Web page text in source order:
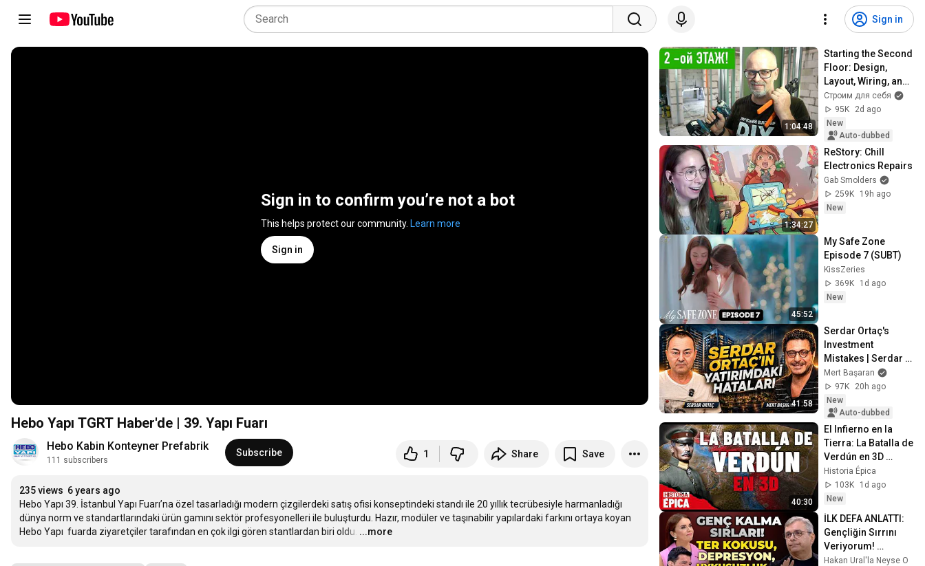
Sign in
Sign in to confirm you’re not a bot
This helps protect our community. Learn more
Sign in
Hebo Yapı TGRT Haber'de | 39. Yapı Fuarı
Hebo Kabin Konteyner Prefabrik
111 subscribers
Subscribe 1 Share Save
235 views 6 years ago
Hebo Yapı 39. İstanbul Yapı Fuarı’na özel tasarladığı modern çizgilerdeki satış ofisi konseptindeki standı ile 20 yıllık tecrübesiyle harmanladığı
dünya norm ve standartlarındaki ürün gamını sektör profesyonelleri ile buluşturdu. Hazır, modüler ve taşınabilir yapılardaki farkını ortaya koyan
Hebo Yapı  fuarda ziyaretçiler tarafından en çok ilgi gören stantlardan biri oldu. …
...more
1:04:48
Starting the Second
Floor: Design,
Layout, Wiring, and
Heating — DIY
Home
Improvement
Строим для себя
95K
2d ago
New
Auto-dubbed
1:34:27
ReStory: Chill
Electronics Repairs
Gab Smolders
259K
19h ago
New
45:52
My Safe Zone
Episode 7 (SUBT)
KissZeries
369K
1d ago
New
41:58
Serdar Ortaç's
Investment
Mistakes | Serdar
Ortaç & Mert
Başaran
Mert Başaran
97K
20h ago
New
Auto-dubbed
40:30
El Infierno en la
Tierra: La Batalla de
Verdún en 3D
(Documental)
Historia Épica
103K
1d ago
New
İLK DEFA ANLATTI:
Gençliğin Sırrını
Veriyorum!
Depresyon, Diyabet,
Hakan Ural'la Neyse O